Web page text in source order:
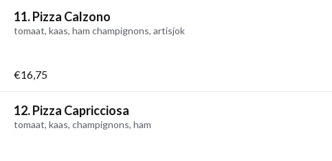
11. Pizza Calzono
tomaat, kaas, ham champignons, artisjok
€16,75
12. Pizza Capricciosa
tomaat, kaas, champignons, ham